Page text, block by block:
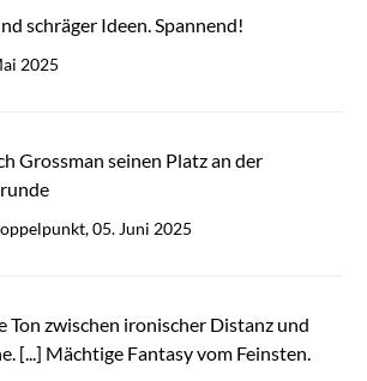
schräger Ideen. Spannend!
2025
Grossman seinen Platz an der
05. Juni 2025
Ton zwischen ironischer Distanz und
[...] Mächtige Fantasy vom Feinsten.